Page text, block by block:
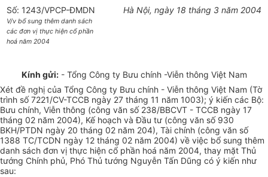
Số: 1243/VPCP-ĐMDN
V/v bổ sung thêm danh sách
các đơn vị thực hiện cổ phần
hoá năm 2004
Hà Nội, ngày 18 tháng 3 năm 2004
Kính gửi:- Tổng Công ty Bưu chính -Viễn thông Việt Nam
Xét đề nghị của Tổng Công ty Bưu chính - Viễn thông Việt Nam (Tờ
trình số 7221/CV-TCCB ngày 27 tháng 11 năm 1003); ý kiến các Bộ:
Bưu chính, Viễn thông (công văn số 238/BBCVT - TCCB ngày 17
tháng 02 năm 2004), Kế hoạch và Đầu tư (công văn số 930
BKH/PTDN ngày 20 tháng 02 năm 204), Tài chính (công văn số
1388 TC/TCDN ngày 12 tháng 02 năm 2004) về việc bổ sung thêm
danh sách đơn vị thực hiện cổ phần hoá năm 2004, thay mặt Thủ
tướng Chính phủ, Phó Thủ tướng Nguyễn Tấn Dũng có ý kiến như
sau: